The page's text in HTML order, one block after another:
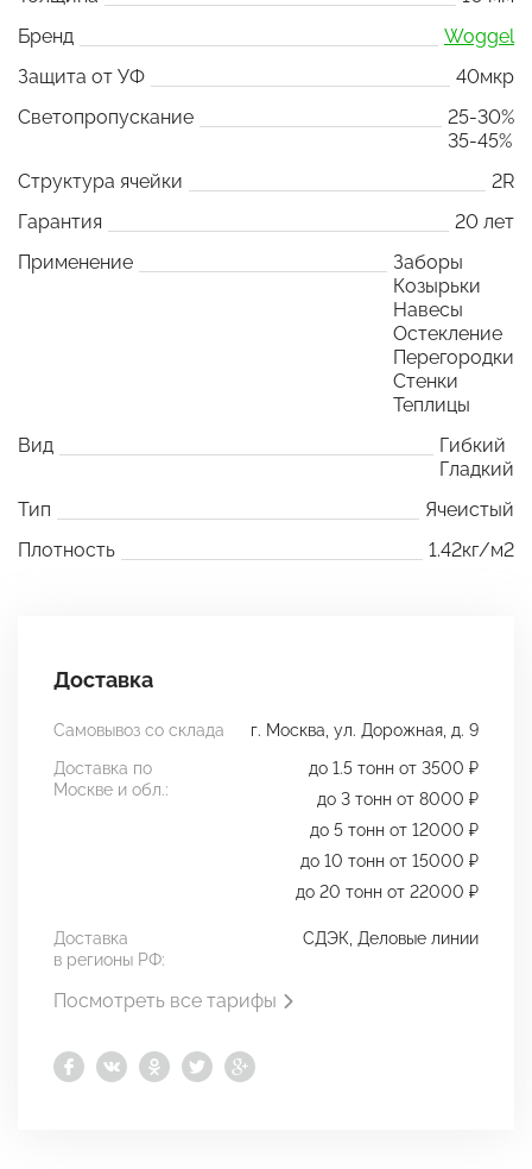
Бренд
Woggel
Защита от УФ
40мкр
Светопропускание
25-30%
35-45%
Структура ячейки
2R
Гарантия
20 лет
Применение
Заборы
Козырьки
Навесы
Остекление
Перегородки
Стенки
Теплицы
Вид
Гибкий
Гладкий
Тип
Ячеистый
Плотность
1.42кг/м2
Доставка
Самовывоз со склада
г. Москва, ул. Дорожная, д. 9
Доставка по
Москве и обл.:
до 1.5 тонн от 3500 ₽
до 3 тонн от 8000 ₽
до 5 тонн от 12000 ₽
до 10 тонн от 15000 ₽
до 20 тонн от 22000 ₽
Доставка
в регионы РФ:
СДЭК, Деловые линии
Посмотреть все тарифы